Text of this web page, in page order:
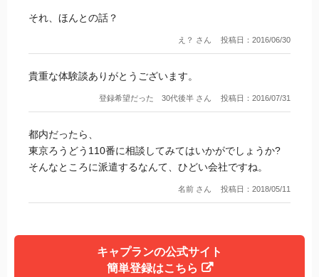
それ、ほんとの話？
え？ さん 投稿日：2016/06/30
貴重な体験談ありがとうございます。
登録希望だった 30代後半 さん 投稿日：2016/07/31
都内だったら、
東京ろうどう110番に相談してみてはいかがでしょうか?
そんなところに派遣するなんて、ひどい会社ですね。
名前 さん 投稿日：2018/05/11
キャプランの公式サイト
簡単登録はこちら